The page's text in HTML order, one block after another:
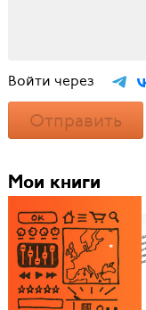
Войти через
Отправить
Мои книги